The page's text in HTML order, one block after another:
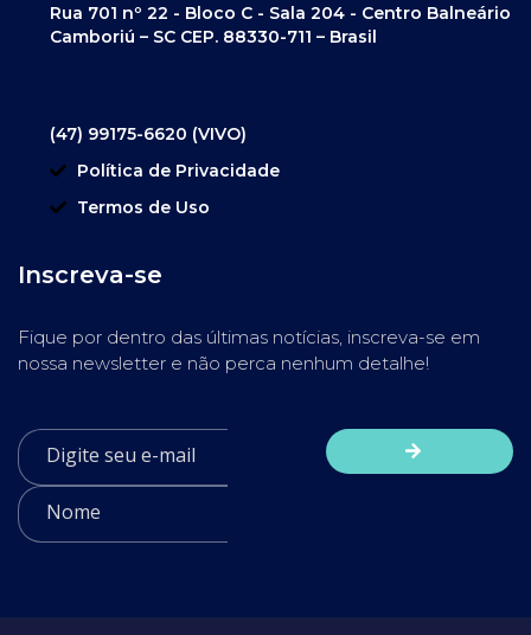
Rua 701 nº 22 - Bloco C - Sala 204 - Centro Balneário
Camboriú – SC CEP. 88330-711 – Brasil
(47) 99175-6620 (VIVO)
Política de Privacidade
Termos de Uso
Inscreva-se
Fique por dentro das últimas notícias, inscreva-se em
nossa newsletter e não perca nenhum detalhe!